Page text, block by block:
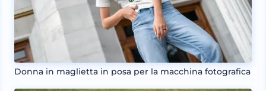
Donna in maglietta in posa per la macchina fotografica